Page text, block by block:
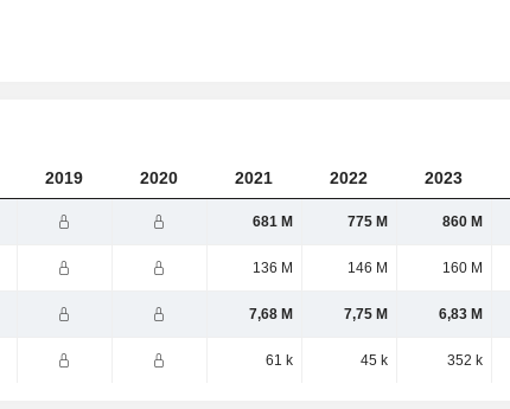
2019 2020 2021 2022 2023
681 M 775 M 860 M
136 M 146 M 160 M
7,68 M 7,75 M 6,83 M
61 k 45 k 352 k